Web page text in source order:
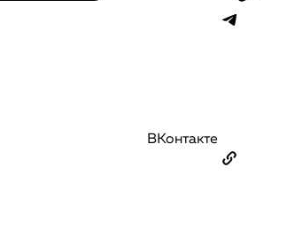
ВКонтакте